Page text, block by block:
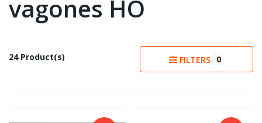
vagones HO
24 Product(s) FILTERS 0